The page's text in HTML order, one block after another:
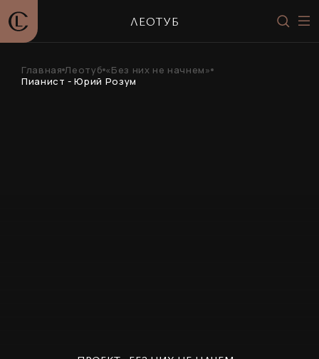
ЛЕОТУБ
Главная Леотуб «Без них не начнем»
Пианист - Юрий Розум